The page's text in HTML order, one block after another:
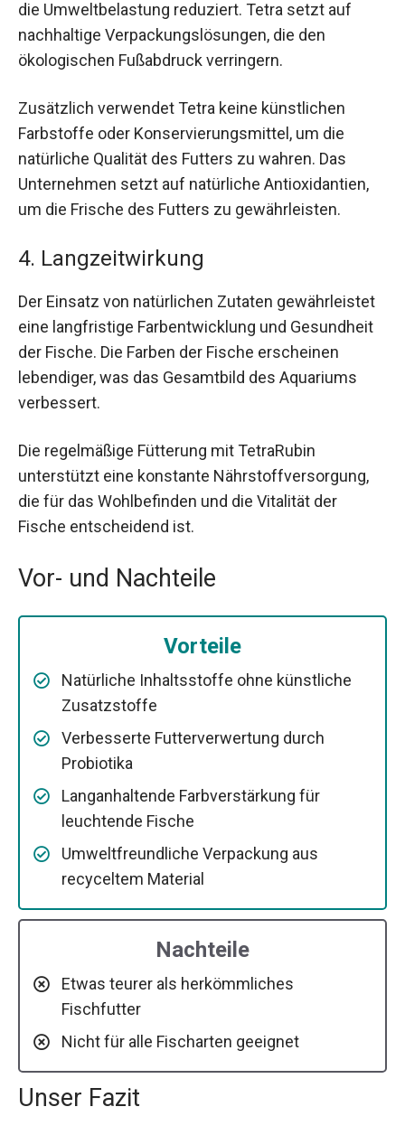
die Umweltbelastung reduziert. Tetra setzt auf
nachhaltige Verpackungslösungen, die den
ökologischen Fußabdruck verringern.
Zusätzlich verwendet Tetra keine künstlichen
Farbstoffe oder Konservierungsmittel, um die
natürliche Qualität des Futters zu wahren. Das
Unternehmen setzt auf natürliche Antioxidantien,
um die Frische des Futters zu gewährleisten.
4. Langzeitwirkung
Der Einsatz von natürlichen Zutaten gewährleistet
eine langfristige Farbentwicklung und Gesundheit
der Fische. Die Farben der Fische erscheinen
lebendiger, was das Gesamtbild des Aquariums
verbessert.
Die regelmäßige Fütterung mit TetraRubin
unterstützt eine konstante Nährstoffversorgung,
die für das Wohlbefinden und die Vitalität der
Fische entscheidend ist.
Vor- und Nachteile
Vorteile
Natürliche Inhaltsstoffe ohne künstliche
Zusatzstoffe
Verbesserte Futterverwertung durch
Probiotika
Langanhaltende Farbverstärkung für
leuchtende Fische
Umweltfreundliche Verpackung aus
recyceltem Material
Nachteile
Etwas teurer als herkömmliches
Fischfutter
Nicht für alle Fischarten geeignet
Unser Fazit